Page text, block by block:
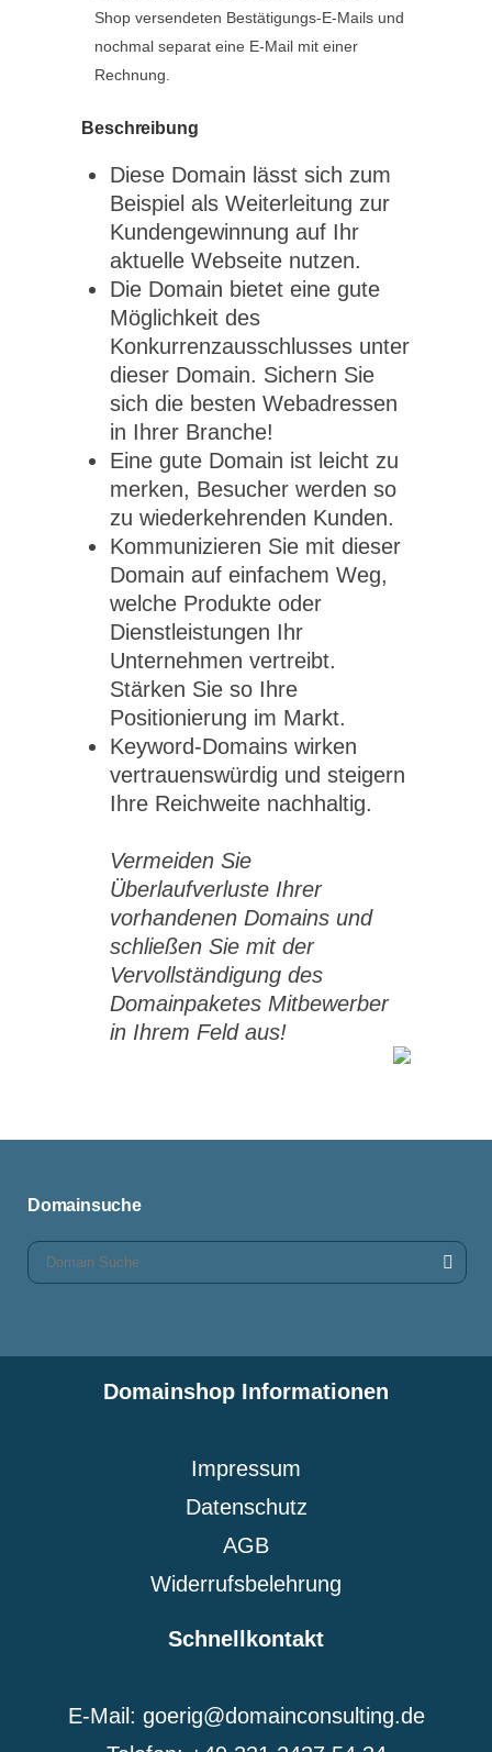
Shop versendeten Bestätigungs-E-Mails und
nochmal separat eine E-Mail mit einer
Rechnung.
Beschreibung
Diese Domain lässt sich zum
Beispiel als Weiterleitung zur
Kundengewinnung auf Ihr
aktuelle Webseite nutzen.
Die Domain bietet eine gute
Möglichkeit des
Konkurrenzausschlusses unter
dieser Domain. Sichern Sie
sich die besten Webadressen
in Ihrer Branche!
Eine gute Domain ist leicht zu
merken, Besucher werden so
zu wiederkehrenden Kunden.
Kommunizieren Sie mit dieser
Domain auf einfachem Weg,
welche Produkte oder
Dienstleistungen Ihr
Unternehmen vertreibt.
Stärken Sie so Ihre
Positionierung im Markt.
Keyword-Domains wirken
vertrauenswürdig und steigern
Ihre Reichweite nachhaltig.
Vermeiden Sie
Überlaufverluste Ihrer
vorhandenen Domains und
schließen Sie mit der
Vervollständigung des
Domainpaketes Mitbewerber
in Ihrem Feld aus!
Domainsuche
Domainshop Informationen
Impressum
Datenschutz
AGB
Widerrufsbelehrung
Schnellkontakt
E-Mail: goerig@domainconsulting.de